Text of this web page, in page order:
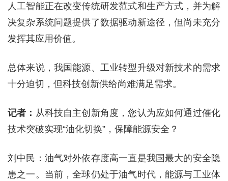
人工智能正在改变传统研发范式和生产方式，并为解
决复杂系统问题提供了数据驱动新途径，但尚未充分
发挥其应用价值。
总体来说，我国能源、工业转型升级对新技术的需求
十分迫切，但科技创新供给尚难满足需求。
记者： 从科技自主创新角度，您认为应如何通过催化
技术突破实现“油化切换”，保障能源安全？
刘中民：油气对外依存度高一直是我国最大的安全隐
患之一。当前，全球仍处于油气时代，能源与工业体